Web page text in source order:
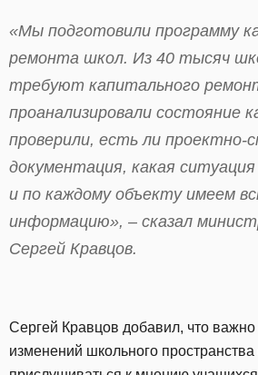
«Мы подготовили программу
ремонта школ. Из 40 тысяч
требуют капитального
проанализировали состояние
проверили, есть ли проектно-
документация, какая
и по каждому объекту имеем
информацию», – сказал
Сергей Кравцов.
Сергей Кравцов добавил, что важно
изменений школьного